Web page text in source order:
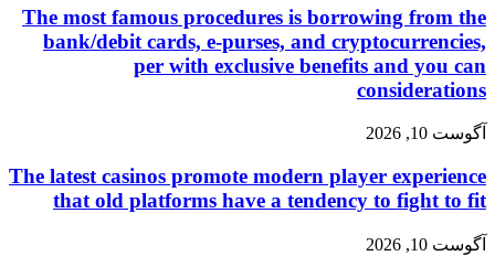
The most famous procedures is borrowing from the
bank/debit cards, e-purses, and cryptocurrencies,
per with exclusive benefits and you can
considerations
آگوست 10, 2026
The latest casinos promote modern player experience
that old platforms have a tendency to fight to fit
آگوست 10, 2026